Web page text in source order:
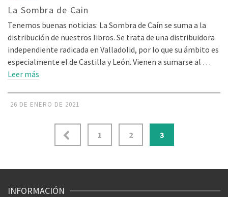
La Sombra de Cain
Tenemos buenas noticias: La Sombra de Caín se suma a la
distribución de nuestros libros. Se trata de una distribuidora
independiente radicada en Valladolid, por lo que su ámbito es
especialmente el de Castilla y León. Vienen a sumarse al …
Leer más
26 DE ENERO DE 2021
Paginación
entradas
1 2 3
INFORMACIÓN